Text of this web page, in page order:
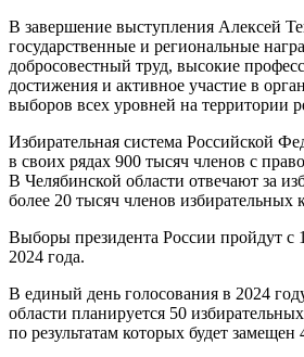
В завершение выступления Алексей
государственные и региональные
добросовестный труд, высокие
достижения и активное участие в
выборов всех уровней на территории
Избирательная система Российской
в своих рядах 900 тысяч членов с
В Челябинской области отвечают за
более 20 тысяч членов избирательных
Выборы президента России пройдут с
2024 года.
В единый день голосования в 2024
области планируется 50
по результатам которых будет